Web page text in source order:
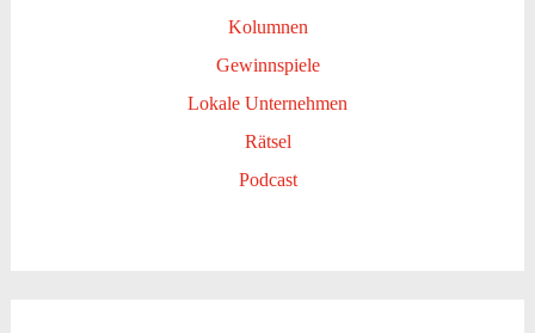
Kolumnen
Gewinnspiele
Lokale Unternehmen
Rätsel
Podcast